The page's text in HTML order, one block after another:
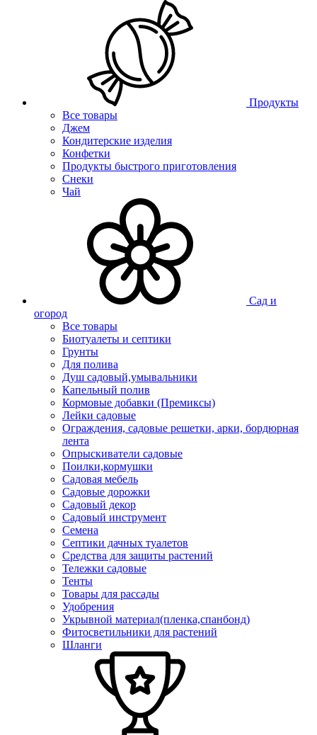
Продукты
Все товары
Джем
Кондитерские изделия
Конфетки
Продукты быстрого приготовления
Снеки
Чай
Сад и
огород
Все товары
Биотуалеты и септики
Грунты
Для полива
Душ садовый,умывальники
Капельный полив
Кормовые добавки (Премиксы)
Лейки садовые
Ограждения, садовые решетки, арки, бордюрная
лента
Опрыскиватели садовые
Поилки,кормушки
Садовая мебель
Садовые дорожки
Садовый декор
Садовый инструмент
Семена
Септики дачных туалетов
Средства для защиты растений
Тележки садовые
Тенты
Товары для рассады
Удобрения
Укрывной материал(пленка,спанбонд)
Фитосветильники для растений
Шланги